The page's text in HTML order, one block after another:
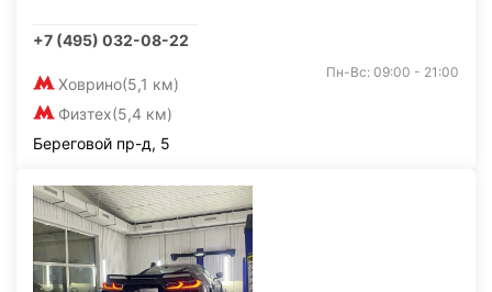
+7 (495) 032-08-22
Ховрино(5,1 км)
Физтех(5,4 км)
Пн-Вс: 09:00 - 21:00
Береговой пр-д, 5